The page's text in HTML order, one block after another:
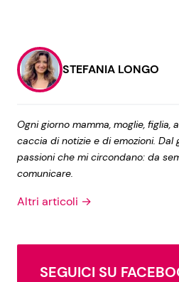
STEFANIA LONGO
Ogni giorno mamma, moglie, figlia,
caccia di notizie e di emozioni. Dal
passioni che mi circondano: da
comunicare.
Altri articoli →
SEGUICI SU